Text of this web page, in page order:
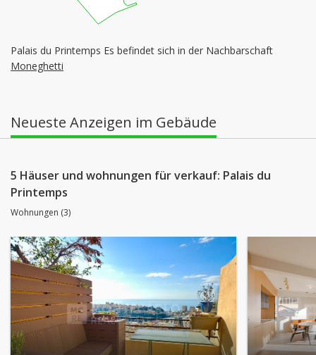
Palais du Printemps Es befindet sich in der Nachbarschaft
Moneghetti
Neueste Anzeigen im Gebäude
5 Häuser und wohnungen für verkauf: Palais du
Printemps
Wohnungen (3)